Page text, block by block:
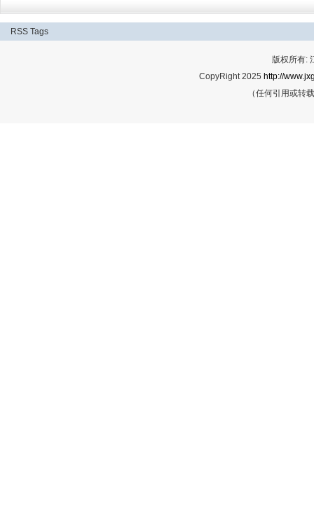
RSS Tags
版权所有:
CopyRight 2025 http://
（任何引用或转